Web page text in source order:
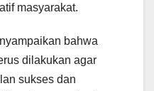
masyarakat.
bahwa
dilakukan agar
sukses dan